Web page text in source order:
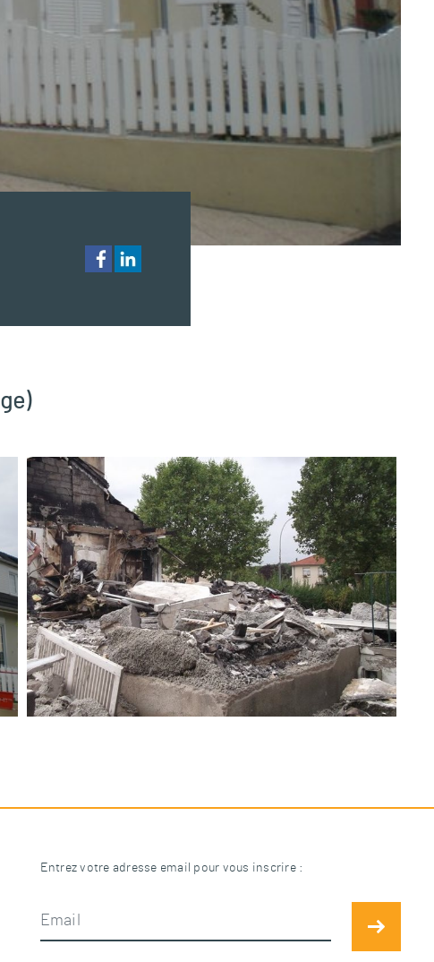
Entrez votre adresse email pour vous inscrire :